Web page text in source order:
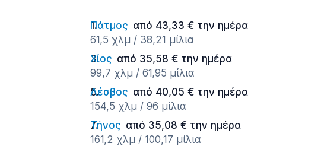
Πάτμος από 43,33 € την ημέρα
61,5 χλμ / 38,21 μίλια
Χίος από 35,58 € την ημέρα
99,7 χλμ / 61,95 μίλια
Λέσβος από 40,05 € την ημέρα
154,5 χλμ / 96 μίλια
Τήνος από 35,08 € την ημέρα
161,2 χλμ / 100,17 μίλια